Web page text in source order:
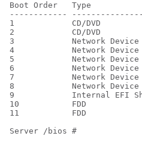
Boot Order
------------
1            CD/
2            CD/DVD
3            Network
4            Network
5            Network
6            Network
7            Network
8            Network
9            Internal
10           FDD
11           FDD